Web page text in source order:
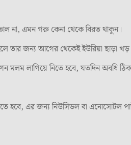
না, এমন গরু কেনা থেকে বিরত থাকুন।
তার জন্য আগের থেকেই ইউরিয়া ছাড়া
লাগিয়ে নিতে হবে, যতদিন অবধি
হবে, এর জন্য নিউসিডল বা এনোসোটল